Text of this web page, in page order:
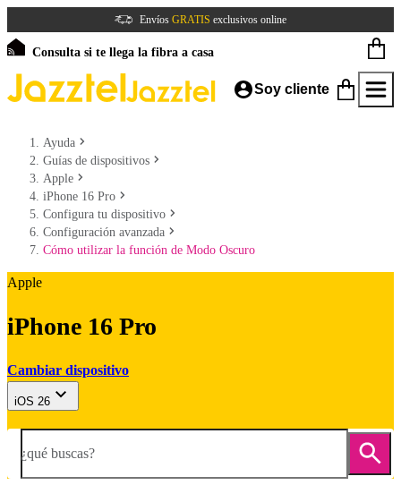
Envíos GRATIS exclusivos online
Consulta si te llega la fibra a casa
Soy cliente
Ayuda
Guías de dispositivos
Apple
iPhone 16 Pro
Configura tu dispositivo
Configuración avanzada
Cómo utilizar la función de Modo Oscuro
Apple
iPhone 16 Pro
Cambiar dispositivo
iOS 26
¿qué buscas?